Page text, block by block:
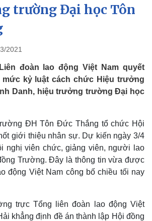
Tin 24h
Dự báo thời tiết
trường Đại học Tôn
2021
đoàn lao động Việt Nam quyết
kỷ luật cách chức Hiệu trưởng
Danh, hiệu trưởng trường Đại học
ĐH Tôn Đức Thắng tổ chức Hội
giới thiệu nhân sự. Dự kiến ngày 3/4
nghị viên chức, giảng viên, người lao
Trường. Đây là thông tin vừa được
động Việt Nam công bố chiều tối nay
trực Tổng liên đoàn lao động Việt
khẳng định đề án thành lập Hội đồng